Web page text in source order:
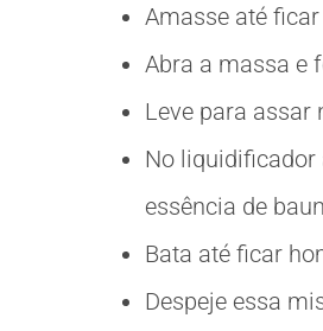
Amasse até
Abra a massa e
Leve para assar
No liquidificador
essência de
Bata até ficar
Despeje essa